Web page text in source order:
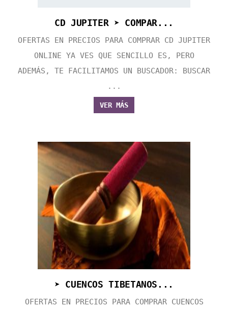
CD JUPITER ➤ COMPAR...
OFERTAS EN PRECIOS PARA COMPRAR CD JUPITER
ONLINE YA VES QUE SENCILLO ES, PERO
ADEMÁS, TE FACILITAMOS UN BUSCADOR: BUSCAR
...
VER MÁS
➤ CUENCOS TIBETANOS...
OFERTAS EN PRECIOS PARA COMPRAR CUENCOS